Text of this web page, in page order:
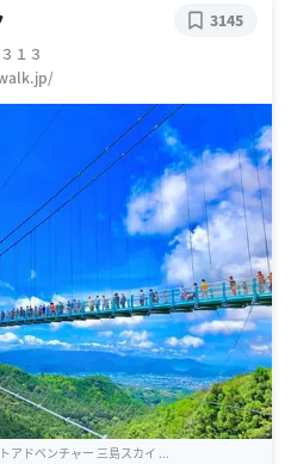
１３
3145
アドベンチャー 三島スカイ ...